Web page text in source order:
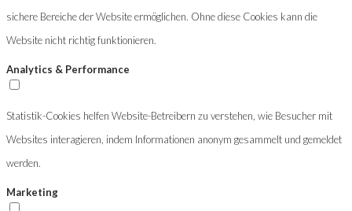
sichere Bereiche der Website ermöglichen. Ohne diese Cookies kann die
Website nicht richtig funktionieren.
Analytics & Performance
Statistik-Cookies helfen Website-Betreibern zu verstehen, wie Besucher mit
Websites interagieren, indem Informationen anonym gesammelt und gemeldet
werden.
Marketing